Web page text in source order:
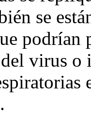
se
podrían
virus o